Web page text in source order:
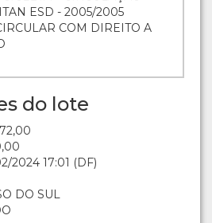
ESD - 2005/2005
COM DIREITO A
do lote
2024 17:01 (DF)
DO SUL